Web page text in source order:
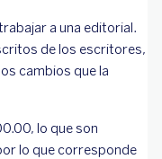
a una editorial.
de los escritores,
cambios que la
lo que son
lo que corresponde